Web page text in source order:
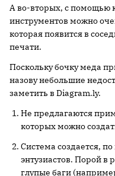
А во-вторых, с помощью
инструментов можно
которая появится в
печати.
Поскольку бочку меда
назову небольшие
заметить в Diagram.ly.
Не предлагаются
которых можно
Система создается,
энтузиастов. Порой в
глупые баги